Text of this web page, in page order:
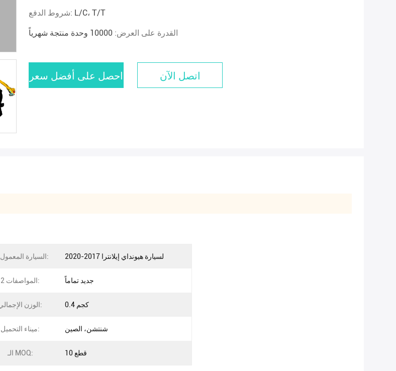
شروط الدفع: L/C، T/T
القدرة على العرض: 10000 وحدة منتجة شهرياً
احصل على أفضل سعر اتصل الآن
السيارة المعمول بها: لسيارة هيونداي إيلانترا 2017-2020
المواصفات 2: جديد تماماً
الوزن الإجمالي: 0.4 كجم
ميناء التحميل: شنتشن، الصين
الـ MOQ: 10 قطع